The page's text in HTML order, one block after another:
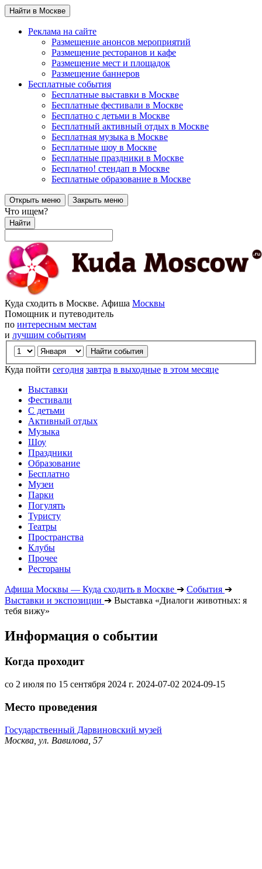
Найти в Москве
Реклама на сайте
Размещение анонсов мероприятий
Размещение ресторанов и кафе
Размещение мест и площадок
Размещение баннеров
Бесплатные события
Бесплатные выставки в Москве
Бесплатные фестивали в Москве
Бесплатно с детьми в Москве
Бесплатный активный отдых в Москве
Бесплатная музыка в Москве
Бесплатные шоу в Москве
Бесплатные праздники в Москве
Бесплатно! стендап в Москве
Бесплатные образование в Москве
Открыть меню Закрыть меню
Что ищем?
Найти
Куда сходить в Москве. Афиша Москвы
Помощник и путеводитель
по интересным местам
и лучшим событиям
Куда пойти сегодня завтра в выходные в этом месяце
Выставки
Фестивали
С детьми
Активный отдых
Музыка
Шоу
Праздники
Образование
Бесплатно
Музеи
Парки
Погулять
Туристу
Театры
Пространства
Клубы
Прочее
Рестораны
Афиша Москвы — Куда сходить в Москве ➔ События ➔
Выставки и экспозиции ➔ Выставка «Диалоги животных: я
тебя вижу»
Информация о событии
Когда проходит
со 2 июля по 15 сентября 2024 г. 2024-07-02 2024-09-15
Место проведения
Государственный Дарвиновский музей
Москва, ул. Вавилова, 57